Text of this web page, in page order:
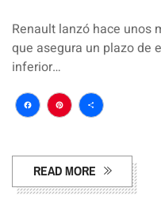
Renault lanzó hace unos
que asegura un plazo de
inferior…
Facebook
Pinterest
READ MORE